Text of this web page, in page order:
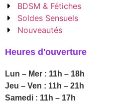
BDSM & Fétiches
Soldes Sensuels
Nouveautés
Heures d'ouverture
Lun – Mer : 11h – 18h
Jeu – Ven : 11h – 21h
Samedi : 11h – 17h